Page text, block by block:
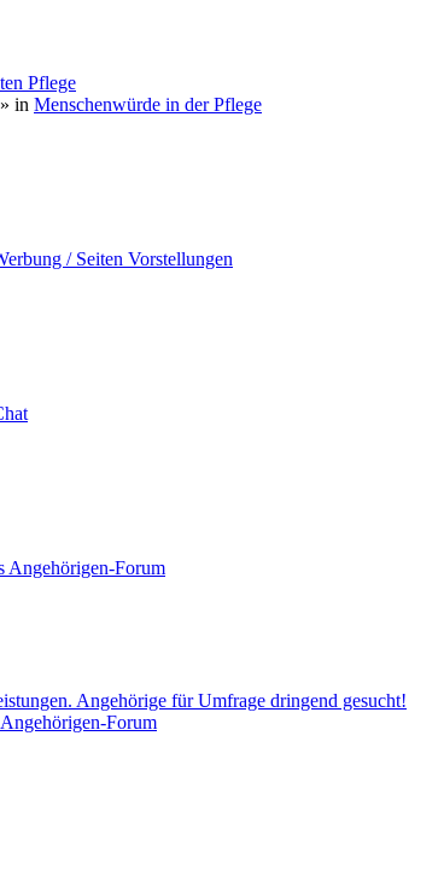
Pflege
» in Menschenwürde in der Pflege
/ Seiten Vorstellungen
Angehörigen-Forum
Angehörige für Umfrage dringend gesucht!
Forum